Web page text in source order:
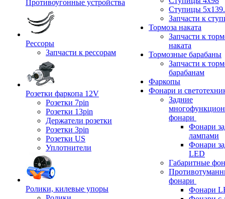
Противоугонные устройства
Рессоры
Запчасти к рессорам
Розетки фаркопа 12V
Розетки 7pin
Розетки 13pin
Держатели розетки
Розетки 3pin
Розетки US
Уплотнители
Ролики, килевые упоры
Ступицы
Запчасти к
Тормоза наката
Запчасти к
наката
Тормозные барабаны
Запчасти к
барабанам
Фаркопы
Фонари и
Задние
фонари
Фонари
лампами
Фонари
LED
Габаритные
фонари
Фонари